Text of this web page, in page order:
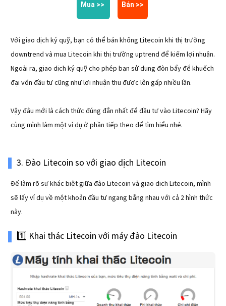
Mua >> Bán >>
Với giao dịch ký quỹ, bạn có thể bán khống Litecoin khi thị trường
downtrend và mua Litecoin khi thị trường uptrend để kiếm lợi nhuận.
Ngoài ra, giao dịch ký quỹ cho phép bạn sử dụng đòn bẩy để khuếch
đại vốn đầu tư cũng như lợi nhuận thu được lên gấp nhiều lần.
Vậy đâu mới là cách thức đúng đắn nhất để đầu tư vào Litecoin? Hãy
cùng mình làm một ví dụ ở phần tiếp theo để tìm hiểu nhé.
3. Đào Litecoin so với giao dịch Litecoin
Để làm rõ sự khác biệt giữa đào Litecoin và giao dịch Litecoin, mình
sẽ lấy ví dụ về một khoản đầu tư ngang bằng nhau với cả 2 hình thức
này.
1️⃣ Khai thác Litecoin với máy đào Litecoin